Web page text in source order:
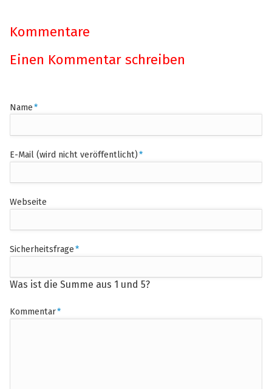
Kommentare
Einen Kommentar schreiben
Pflichtfeld
Name*
Pflichtfeld
E-Mail (wird nicht veröffentlicht)*
Webseite
Pflichtfeld
Sicherheitsfrage*
Was ist die Summe aus 1 und 5?
Pflichtfeld
Kommentar*